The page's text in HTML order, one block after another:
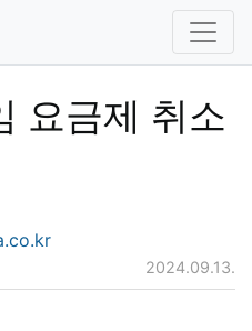
요금제 취소
2024.09.13.